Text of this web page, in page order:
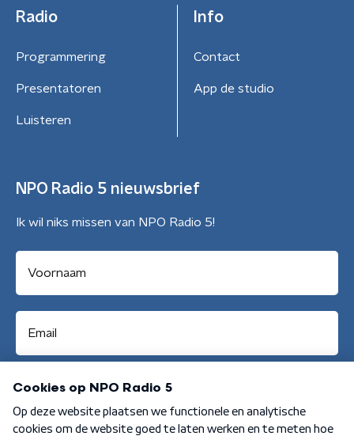
Radio
Programmering
Presentatoren
Luisteren
Info
Contact
App de studio
NPO Radio 5 nieuwsbrief
Ik wil niks missen van NPO Radio 5!
Aanmelden